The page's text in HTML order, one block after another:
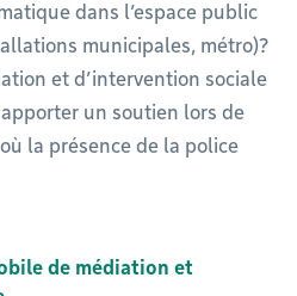
dans l’espace public
municipales, métro)?
et d’intervention sociale
un soutien lors de
la présence de la police
de médiation et